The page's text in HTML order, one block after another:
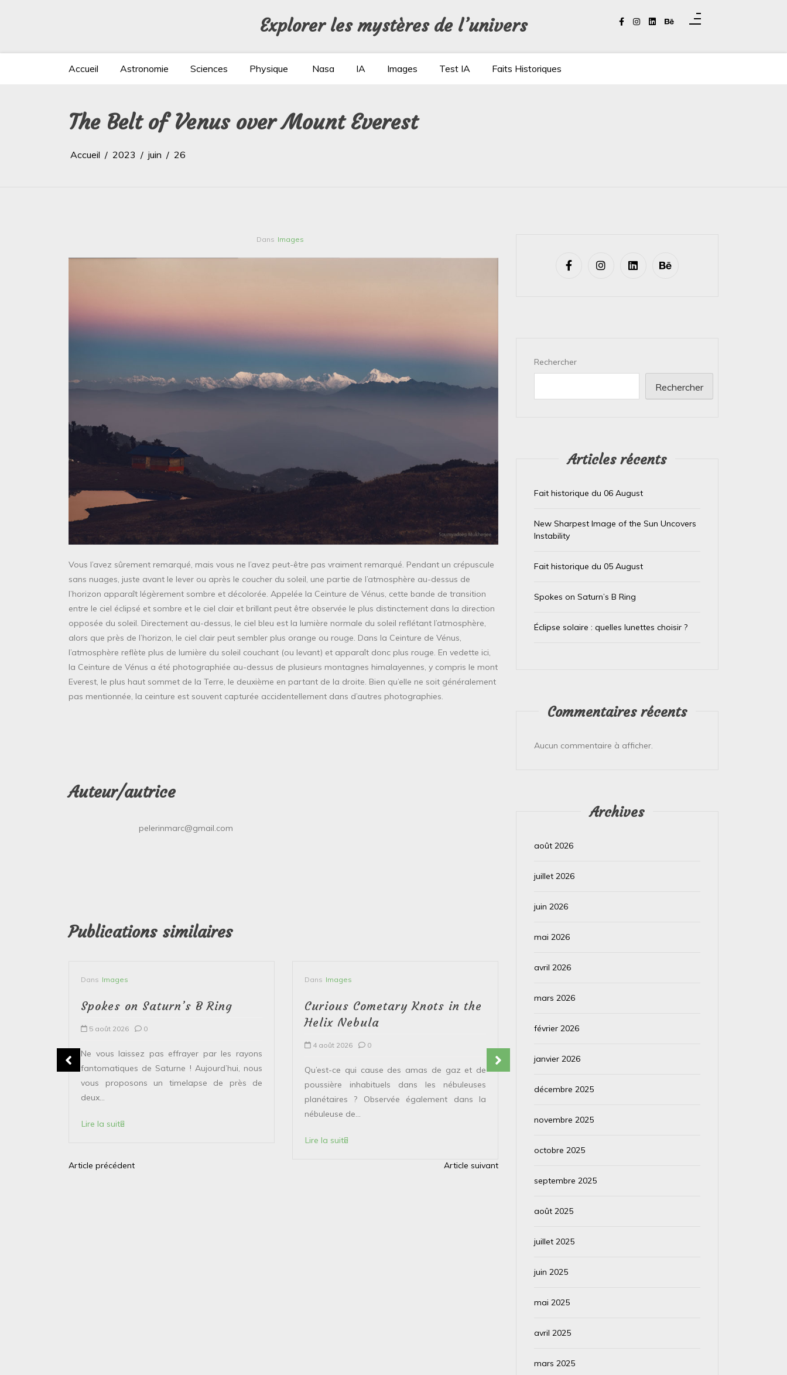
Explorer les mystères de l’univers
Accueil Astronomie Sciences Physique Nasa IA Images Test IA Faits Historiques
The Belt of Venus over Mount Everest
Accueil 2023 juin 26
Dans Images
Vous l’avez sûrement remarqué, mais vous ne l’avez peut-être pas vraiment remarqué. Pendant un crépuscule
sans nuages, juste avant le lever ou après le coucher du soleil, une partie de l’atmosphère au-dessus de
l’horizon apparaît légèrement sombre et décolorée. Appelée la Ceinture de Vénus, cette bande de transition
entre le ciel éclipsé et sombre et le ciel clair et brillant peut être observée le plus distinctement dans la direction
opposée du soleil. Directement au-dessus, le ciel bleu est la lumière normale du soleil reflétant l’atmosphère,
alors que près de l’horizon, le ciel clair peut sembler plus orange ou rouge. Dans la Ceinture de Vénus,
l’atmosphère reflète plus de lumière du soleil couchant (ou levant) et apparaît donc plus rouge. En vedette ici,
la Ceinture de Vénus a été photographiée au-dessus de plusieurs montagnes himalayennes, y compris le mont
Everest, le plus haut sommet de la Terre, le deuxième en partant de la droite. Bien qu’elle ne soit généralement
pas mentionnée, la ceinture est souvent capturée accidentellement dans d’autres photographies.
Auteur/autrice
pelerinmarc@gmail.com
Publications similaires
Dans Images
Spokes on Saturn’s B Ring
5 août 2026 0
Ne vous laissez pas effrayer par les rayons
fantomatiques de Saturne ! Aujourd’hui, nous
vous proposons un timelapse de près de
deux...
Lire la suite
Dans Images
Curious Cometary Knots in the
Helix Nebula
4 août 2026 0
Qu’est-ce qui cause des amas de gaz et de
poussière inhabituels dans les nébuleuses
planétaires ? Observée également dans la
nébuleuse de...
Lire la suite
Vaporizing Meteor Photobombs
the Lacerta Nebula
traînée brillante de météore est apparue et a
Lire la suite
N
Article précédent Article suivant
Rechercher
Rechercher
Articles récents
Fait historique du 06 August
New Sharpest Image of the Sun Uncovers
Instability
Fait historique du 05 August
Spokes on Saturn’s B Ring
Éclipse solaire : quelles lunettes choisir ?
Commentaires récents
Aucun commentaire à afficher.
Archives
août 2026
juillet 2026
juin 2026
mai 2026
avril 2026
mars 2026
février 2026
janvier 2026
décembre 2025
novembre 2025
octobre 2025
septembre 2025
août 2025
juillet 2025
juin 2025
mai 2025
avril 2025
mars 2025